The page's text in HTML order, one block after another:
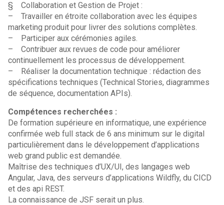
§ Collaboration et Gestion de Projet :
– Travailler en étroite collaboration avec les équipes
marketing produit pour livrer des solutions complètes.
– Participer aux cérémonies agiles.
– Contribuer aux revues de code pour améliorer
continuellement les processus de développement.
– Réaliser la documentation technique : rédaction des
spécifications techniques (Technical Stories, diagrammes
de séquence, documentation APIs).
Compétences recherchées :
De formation supérieure en informatique, une expérience
confirmée web full stack de 6 ans minimum sur le digital
particulièrement dans le développement d’applications
web grand public est demandée.
Maîtrise des techniques d’UX/UI, des langages web
Angular, Java, des serveurs d’applications Wildfly, du CICD
et des api REST.
La connaissance de JSF serait un plus.